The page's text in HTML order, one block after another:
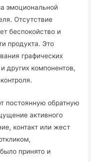
эмоциональной
Отсутствие
беспокойство и
продукта. Это
графических
других компонентов,
постоянную обратную
активного
контакт или жест
принято и